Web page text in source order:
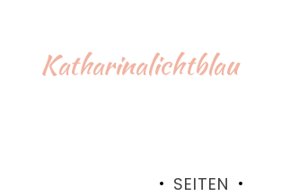
Katharinalichtblau
SEITEN